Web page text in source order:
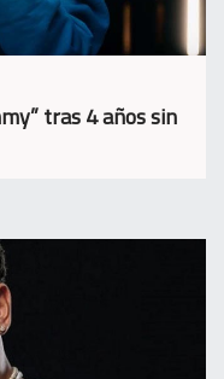
tras 4 años sin